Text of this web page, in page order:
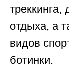
треккинга,
отдыха, а
видов
ботинки.